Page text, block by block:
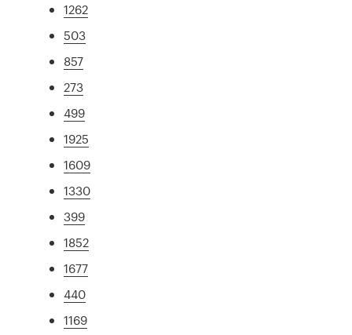
1262
503
857
273
499
1925
1609
1330
399
1852
1677
440
1169